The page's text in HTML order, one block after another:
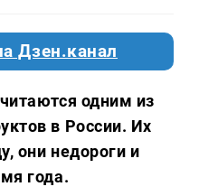
Дзен.канал
одним из
в России. Их
они недороги и
года.